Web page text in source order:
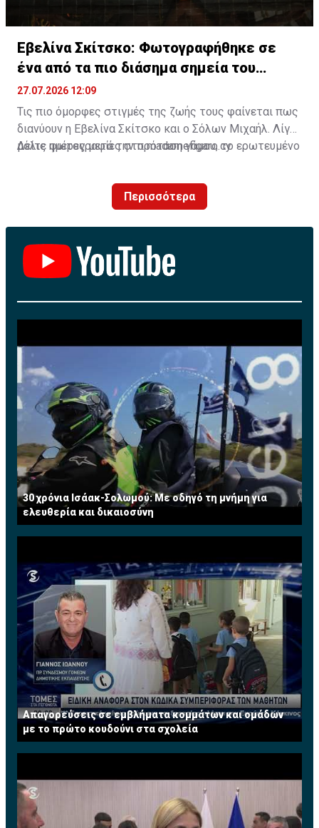
Εβελίνα Σκίτσκο: Φωτογραφήθηκε σε
ένα από τα πιο διάσημα σημεία του
πλανήτη
27.07.2026 12:09
Τις πιο όμορφες στιγμές της ζωής τους φαίνεται πως
διανύουν η Εβελίνα Σκίτσκο και ο Σόλων Μιχαήλ. Λίγες
μόλις ημέρες μετά την πρόταση γάμου, το ερωτευμένο
κόσμο για να ζήσει μοναδικές εμπειρίες.
Δείτε φωτογραφίες στο madamefigaro.cy
Περισσότερα
30 χρόνια Ισάακ-Σολωμού: Με οδηγό τη μνήμη για
ελευθερία και δικαιοσύνη
Απαγορεύσεις σε εμβλήματα κομμάτων και ομάδων
με το πρώτο κουδούνι στα σχολεία